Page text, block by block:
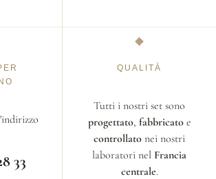
33
QUALITÀ
Tutti i nostri set sono
progettato, fabbricatoe
controllato nei nostri
laboratori nel Francia
centrale.